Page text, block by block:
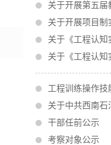
关于开展第五
关于开展项目
关于《工程认
关于《工程认
工程训练操作技
关于中共西南
干部任前公示
考察对象公示